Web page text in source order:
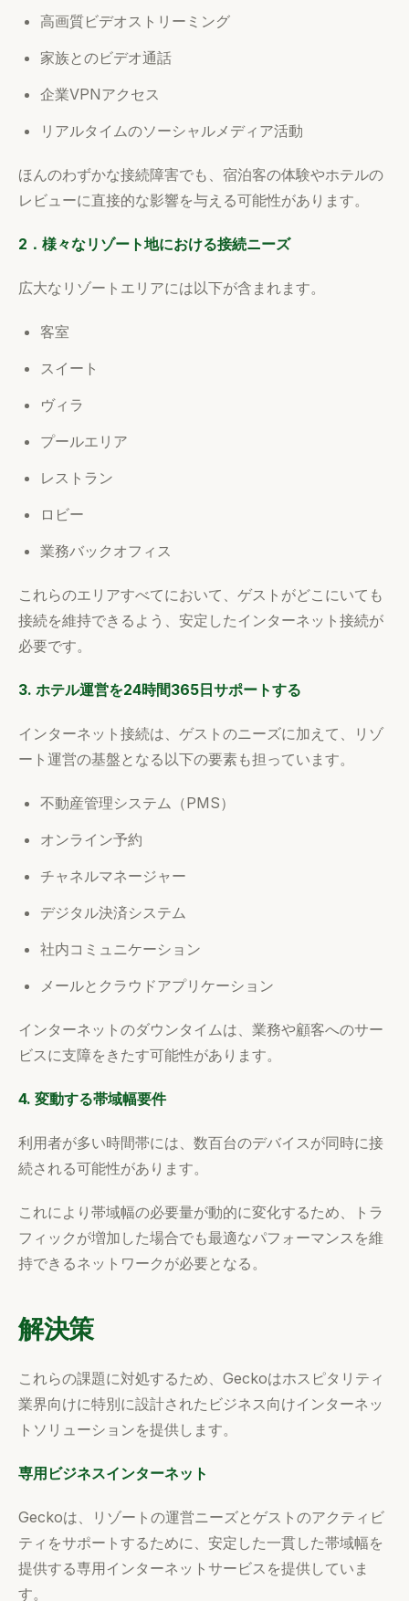
高画質ビデオストリーミング
家族とのビデオ通話
企業VPNアクセス
リアルタイムのソーシャルメディア活動
ほんのわずかな接続障害でも、宿泊客の体験やホテルの
レビューに直接的な影響を与える可能性があります。
2．様々なリゾート地における接続ニーズ
広大なリゾートエリアには以下が含まれます。
客室
スイート
ヴィラ
プールエリア
レストラン
ロビー
業務バックオフィス
これらのエリアすべてにおいて、ゲストがどこにいても
接続を維持できるよう、安定したインターネット接続が
必要です。
3. ホテル運営を24時間365日サポートする
インターネット接続は、ゲストのニーズに加えて、リゾ
ート運営の基盤となる以下の要素も担っています。
不動産管理システム（PMS）
オンライン予約
チャネルマネージャー
デジタル決済システム
社内コミュニケーション
メールとクラウドアプリケーション
インターネットのダウンタイムは、業務や顧客へのサー
ビスに支障をきたす可能性があります。
4. 変動する帯域幅要件
利用者が多い時間帯には、数百台のデバイスが同時に接
続される可能性があります。
これにより帯域幅の必要量が動的に変化するため、トラ
フィックが増加した場合でも最適なパフォーマンスを維
持できるネットワークが必要となる。
解決策
これらの課題に対処するため、Geckoはホスピタリティ
業界向けに特別に設計されたビジネス向けインターネッ
トソリューションを提供します。
専用ビジネスインターネット
Geckoは、リゾートの運営ニーズとゲストのアクティビ
ティをサポートするために、安定した一貫した帯域幅を
提供する専用インターネットサービスを提供していま
す。